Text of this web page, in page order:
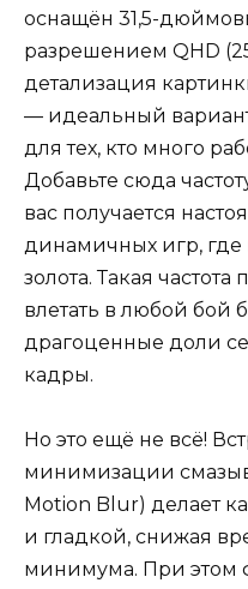
оснащён 31,5-
разрешением QHD
детализация
— идеальный
для тех, кто много
Добавьте сюда
вас получается
динамичных игр,
золота. Такая частота
влетать в любой бой
драгоценные доли
кадры.
Но это ещё не всё!
минимизации
Motion Blur) делает
и гладкой, снижая
минимума. При этом